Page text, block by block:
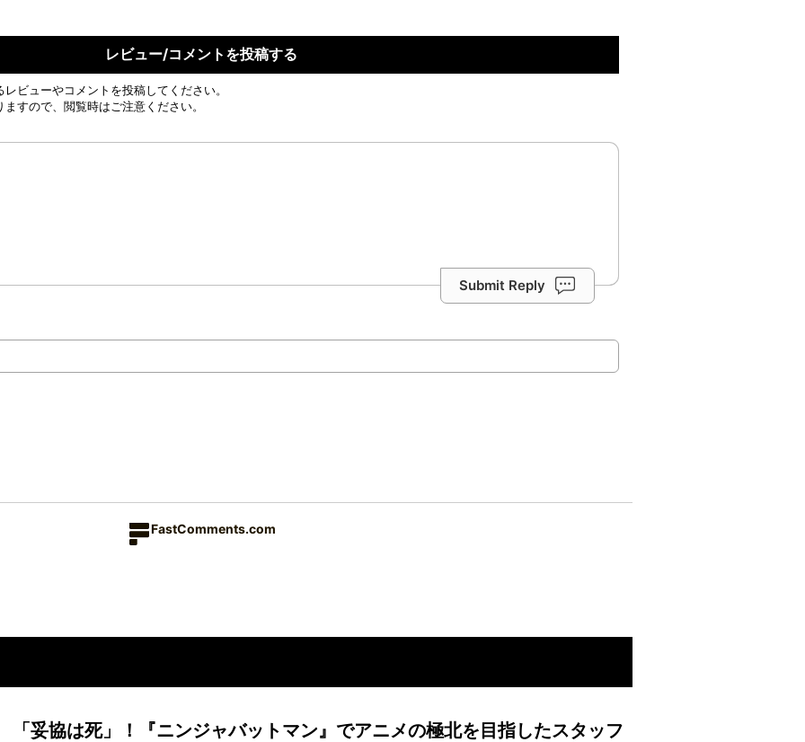
レビュー/コメントを投稿する
ビューやコメントを投稿してください。
すので、閲覧時はご注意ください。
Submit Reply
FastComments.com
「妥協は死」！『ニンジャバットマン』でアニメの極北を目指したスタッフ